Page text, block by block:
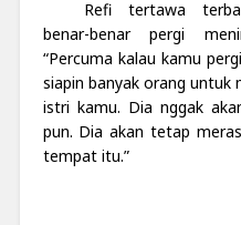
Refi tertawa
benar-benar pergi
“Percuma kalau kamu
siapin banyak orang untuk
istri kamu. Dia nggak
pun. Dia akan tetap
tempat itu.”